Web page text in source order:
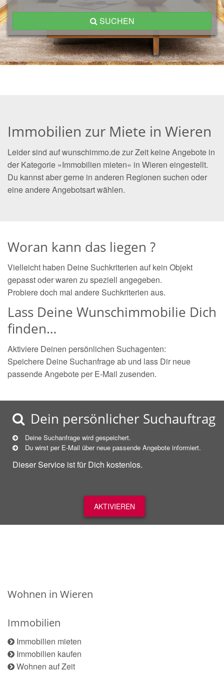
SUCHEN
Immobilien zur Miete in Wieren
Leider sind auf wunschimmo.de zur Zeit keine Angebote in
der Kategorie »Immobilien mieten« in Wieren eingestellt.
Du kannst aber gerne in anderen Regionen suchen oder
eine andere Angebotsart wählen.
Woran kann das liegen ?
Vielleicht haben Deine Suchkriterien auf kein Objekt
gepasst oder waren zu speziell angegeben.
Probiere doch mal andere Suchkriterien aus.
Lass Deine Wunschimmobilie Dich
finden…
Aktiviere Deinen persönlichen Suchagenten:
Speichere Deine Suchanfrage ab und lass Dir neue
passende Angebote per E-Mail zusenden.
Dein persönlicher Suchauftrag
Deine Suchanfrage wird gespeichert.
Du wirst per E-Mail über neue passende Angebote informiert.
Dieser Service ist für Dich kostenlos.
AKTIVIEREN
Wohnen in Wieren
Immobilien
Immobilien mieten
Immobilien kaufen
Wohnen auf Zeit